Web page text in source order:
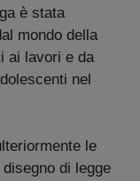
è stata
mondo della
ai lavori e da
nel
le
di legge